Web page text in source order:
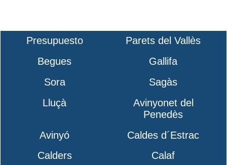
Presupuesto
Parets del Vallès
Begues
Gallifa
Sora
Sagàs
Lluçà
Avinyonet del
Penedès
Avinyó
Caldes d´Estrac
Calders
Calaf